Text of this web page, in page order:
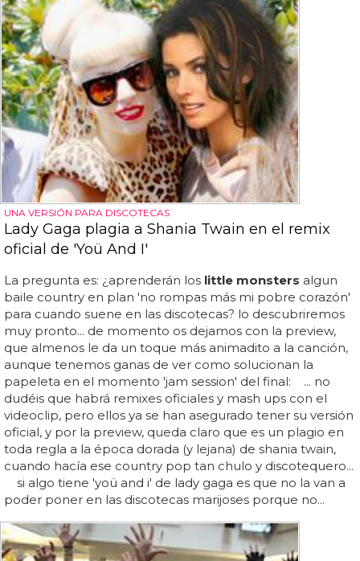
UNA VERSIÓN PARA DISCOTECAS
Lady Gaga plagia a Shania Twain en el remix
oficial de 'Yoü And I'
La pregunta es: ¿aprenderán los little monsters algun
baile country en plan 'no rompas más mi pobre corazón'
para cuando suene en las discotecas? lo descubriremos
muy pronto... de momento os dejamos con la preview,
que almenos le da un toque más animadito a la canción,
aunque tenemos ganas de ver como solucionan la
papeleta en el momento 'jam session' del final: ... no
dudéis que habrá remixes oficiales y mash ups con el
videoclip, pero ellos ya se han asegurado tener su versión
oficial, y por la preview, queda claro que es un plagio en
toda regla a la época dorada (y lejana) de shania twain,
cuando hacía ese country pop tan chulo y discotequero...
si algo tiene 'yoü and i' de lady gaga es que no la van a
poder poner en las discotecas marijoses porque no...